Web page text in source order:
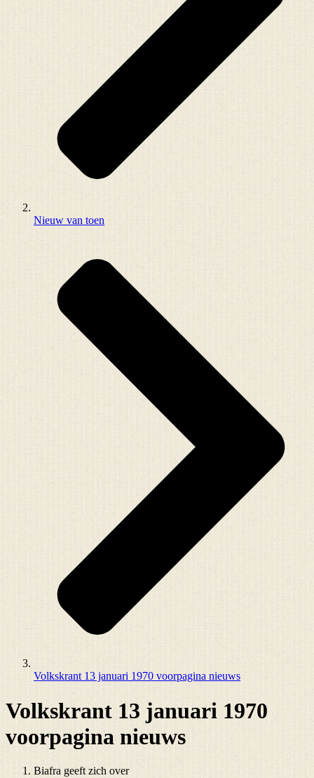
Nieuw van toen
Volkskrant 13 januari 1970 voorpagina nieuws
Volkskrant 13 januari 1970
voorpagina nieuws
Biafra geeft zich over